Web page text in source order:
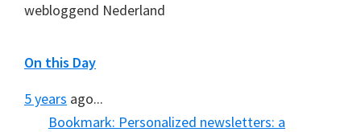
webloggend Nederland
On this Day
5 years ago...
Bookmark: Personalized newsletters: a